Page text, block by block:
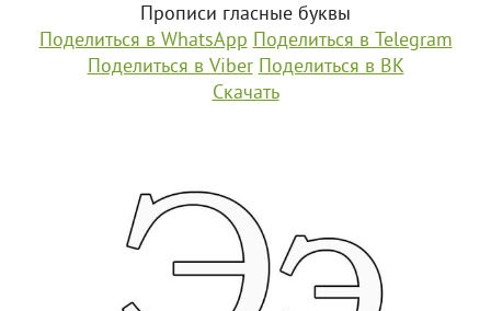
Прописи гласные буквы
Поделиться в WhatsApp Поделиться в Telegram
Поделиться в Viber Поделиться в ВК
Скачать